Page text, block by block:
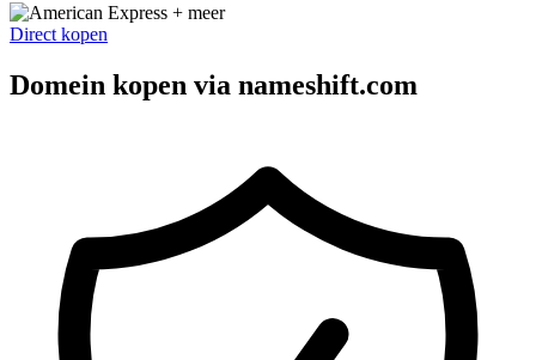
+ meer
Direct kopen
Domein kopen via nameshift.com